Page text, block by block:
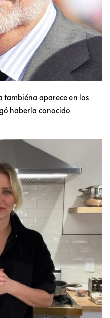
tambiéna aparece en los
haberla conocido